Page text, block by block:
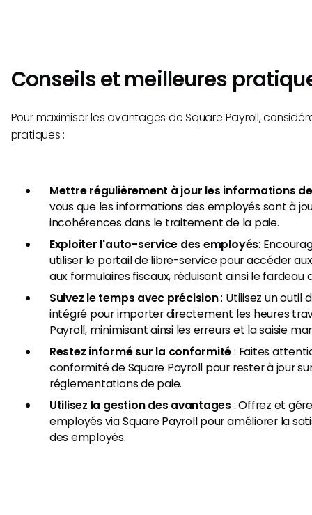
Conseils et meilleures
Pour maximiser les avantages de Square Payroll,
pratiques :
Mettre régulièrement à jour les informations
vous que les informations des employés sont à
incohérences dans le traitement de la paie.
Exploiter l'auto-service des employés:
utiliser le portail de libre-service pour accéder
aux formulaires fiscaux, réduisant ainsi le fardeau
Suivez le temps avec précision: Utilisez un outil
intégré pour importer directement les heures
Payroll, minimisant ainsi les erreurs et la saisie
Restez informé sur la conformité: Faites
conformité de Square Payroll pour rester à jour
réglementations de paie.
Utilisez la gestion des avantages : Offrez et
employés via Square Payroll pour améliorer la
des employés.